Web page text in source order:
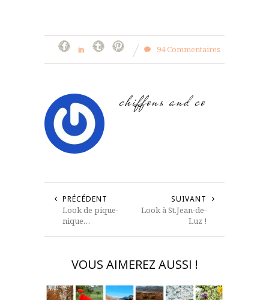
94 Commentaires
chiffons and co
PRÉCÉDENT
Look de pique-
nique…
SUIVANT
Look à St.Jean-de-
Luz !
VOUS AIMEREZ AUSSI !